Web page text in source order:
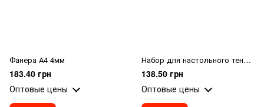
Фанера А4 4мм
183.40 грн
Оптовые цены
Набор для настольного тенниса "ShenLi" 14-160
138.50 грн
Оптовые цены